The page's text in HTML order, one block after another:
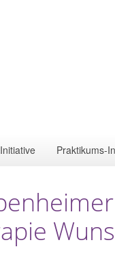
Praktikums-